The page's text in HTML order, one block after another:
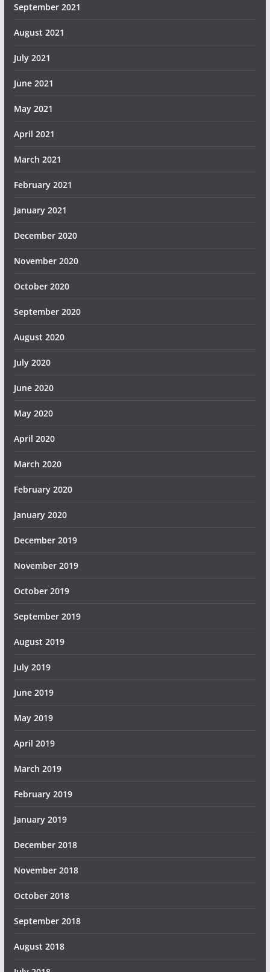
September 2021
August 2021
July 2021
June 2021
May 2021
April 2021
March 2021
February 2021
January 2021
December 2020
November 2020
October 2020
September 2020
August 2020
July 2020
June 2020
May 2020
April 2020
March 2020
February 2020
January 2020
December 2019
November 2019
October 2019
September 2019
August 2019
July 2019
June 2019
May 2019
April 2019
March 2019
February 2019
January 2019
December 2018
November 2018
October 2018
September 2018
August 2018